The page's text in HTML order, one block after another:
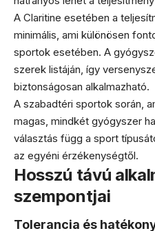
A Claritine esetében a
minimális, ami különösen
sportok esetében. A
szerek listáján, így
biztonságosan alkalmazható.
A szabadtéri sportok során,
magas, mindkét gyógyszer
választás függ a sport
az egyéni érzékenységtől.
Hosszú távú
szempontjai
Tolerancia és